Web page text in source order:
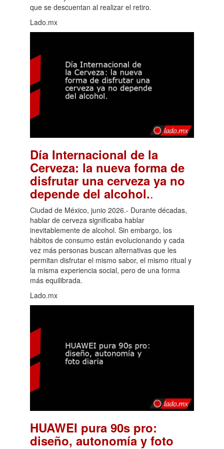
que se descuentan al realizar el retiro.
Lado.mx
Día Internacional de la
Cerveza: la nueva forma de
disfrutar una cerveza ya no
depende del alcohol..
Ciudad de México, junio 2026.- Durante décadas,
hablar de cerveza significaba hablar
inevitablemente de alcohol. Sin embargo, los
hábitos de consumo están evolucionando y cada
vez más personas buscan alternativas que les
permitan disfrutar el mismo sabor, el mismo ritual y
la misma experiencia social, pero de una forma
más equilibrada.
Lado.mx
HUAWEI pura 90s pro:
diseño, autonomía y foto